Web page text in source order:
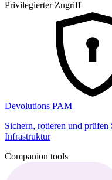
Privilegierter Zugriff
Devolutions PAM
Sichern, rotieren und
Infrastruktur
Companion tools